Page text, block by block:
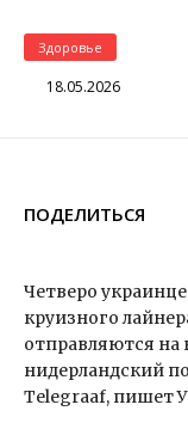
Здоровье
18.05.2026
ПОДЕЛИТЬСЯ
Четверо
круизного
отправляются на
нидерландский
Telegraaf, пишет